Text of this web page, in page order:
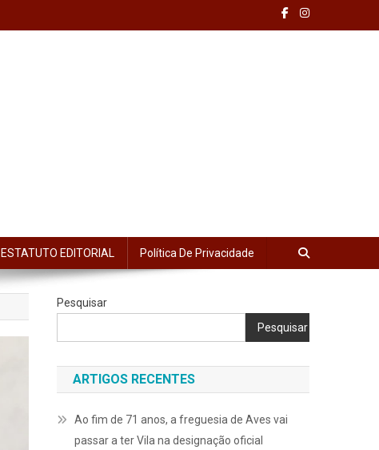
ESTATUTO EDITORIAL Política De Privacidade
Pesquisar
Pesquisar
ARTIGOS RECENTES
Ao fim de 71 anos, a freguesia de Aves vai
passar a ter Vila na designação oficial